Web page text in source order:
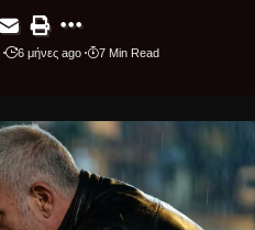
6 μήνες ago 7 Min Read